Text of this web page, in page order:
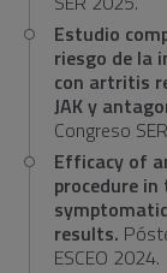
Estudio
riesgo de la
con artritis
JAK y
Congreso
Efficacy of
procedure
results.
ESCEO 2024.